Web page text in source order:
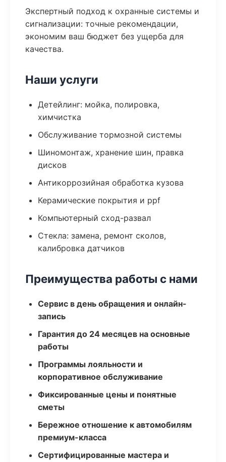
Экспертный подход к охранные системы и
сигнализации: точные рекомендации,
экономим ваш бюджет без ущерба для
качества.
Наши услуги
Детейлинг: мойка, полировка,
химчистка
Обслуживание тормозной системы
Шиномонтаж, хранение шин, правка
дисков
Антикоррозийная обработка кузова
Керамические покрытия и ppf
Компьютерный сход-развал
Стекла: замена, ремонт сколов,
калибровка датчиков
Преимущества работы с нами
Сервис в день обращения и онлайн-
запись
Гарантия до 24 месяцев на основные
работы
Программы лояльности и
корпоративное обслуживание
Фиксированные цены и понятные
сметы
Бережное отношение к автомобилям
премиум-класса
Сертифицированные мастера и